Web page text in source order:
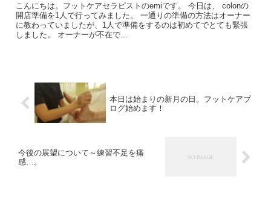
こんにちは。フットケアセラピストのemiです。 今日は、 colonの
開店準備を1人で行ってみました。 一通りの準備の方法はオーナー
に教わっていましたが、1人で準備をするのは初めてでとても緊張
しました。 オーナーが不在で...
本日は始まりの新月の日。フットケアブ
ログ始めます！
今後の展望について～練習不足を痛
感…。